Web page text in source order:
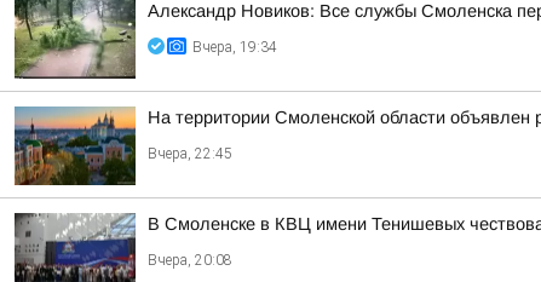
Александр Новиков: Все службы Смоленска
Вчера, 19:34
На территории Смоленской области
Вчера, 22:45
В Смоленске в КВЦ имени Тенишевых
Вчера, 20:08